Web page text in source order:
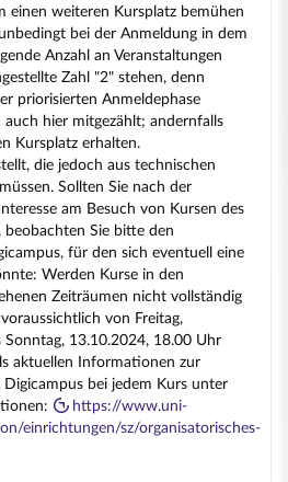
einen weiteren Kursplatz bemühen
bei der Anmeldung in dem
Anzahl an Veranstaltungen
Zahl "2" stehen, denn
priorisierten Anmeldephase
hier mitgezählt; andernfalls
Kursplatz erhalten.
die jedoch aus technischen
Sollten Sie nach der
am Besuch von Kursen des
beobachten Sie bitte den
für den sich eventuell eine
Werden Kurse in den
Zeiträumen nicht vollständig
von Freitag,
13.10.2024, 18.00 Uhr
aktuellen Informationen zur
bei jedem Kurs unter
https://www.uni-
einrichtungen/sz/organisatorisches-